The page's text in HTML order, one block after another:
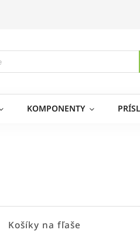
KOMPONENTY
Košíky na fľaše